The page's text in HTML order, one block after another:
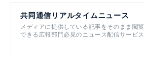
共同通信リアルタイムニュース
メディアに提供している記事をそのまま閲覧
できる広報部門必見のニュース配信サービス